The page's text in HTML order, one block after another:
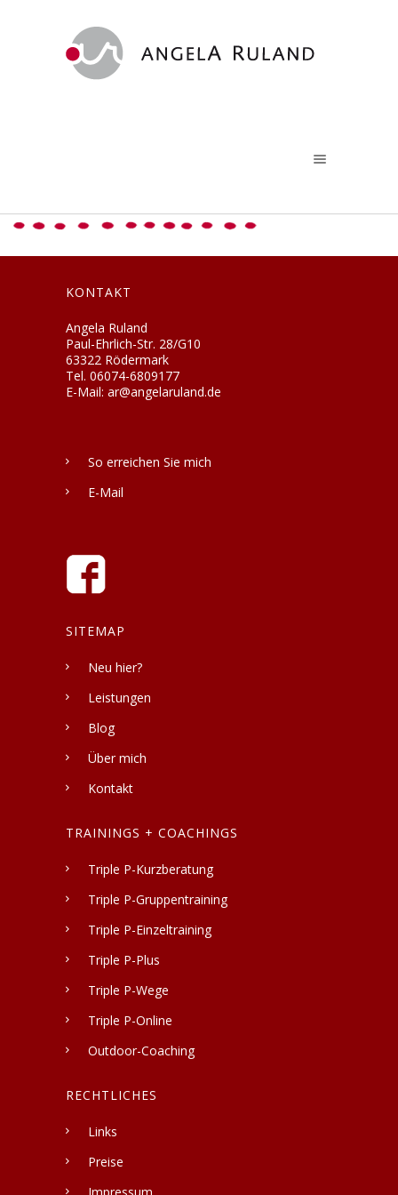
KONTAKT
Angela Ruland
Paul-Ehrlich-Str. 28/G10
63322 Rödermark
Tel. 06074-6809177
E-Mail: ar@angelaruland.de
So erreichen Sie mich
E-Mail
SITEMAP
Neu hier?
Leistungen
Blog
Über mich
Kontakt
TRAININGS + COACHINGS
Triple P-Kurzberatung
Triple P-Gruppentraining
Triple P-Einzeltraining
Triple P-Plus
Triple P-Wege
Triple P-Online
Outdoor-Coaching
RECHTLICHES
Links
Preise